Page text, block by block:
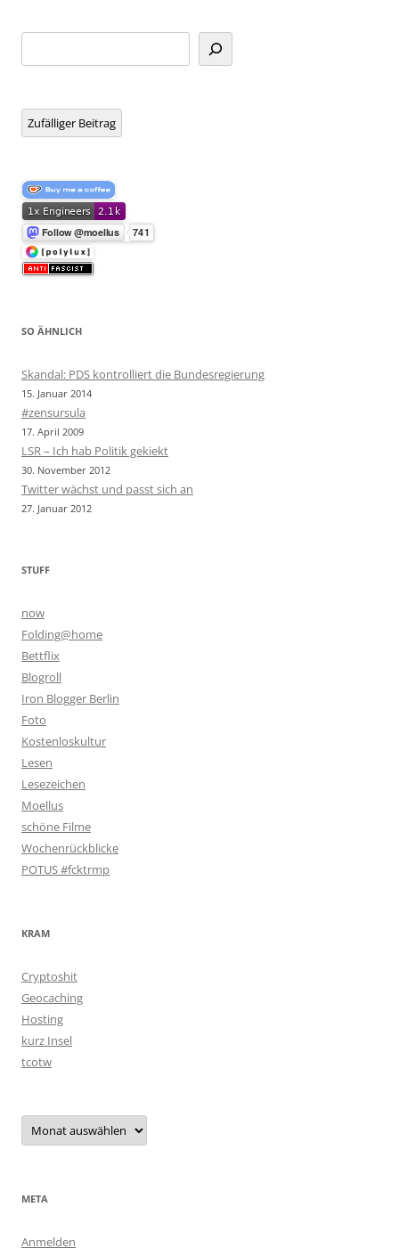
Zufälliger Beitrag
SO ÄHNLICH
Skandal: PDS kontrolliert die Bundesregierung
15. Januar 2014
#zensursula
17. April 2009
LSR – Ich hab Politik gekiekt
30. November 2012
Twitter wächst und passt sich an
27. Januar 2012
STUFF
now
Folding@home
Bettflix
Blogroll
Iron Blogger Berlin
Foto
Kostenloskultur
Lesen
Lesezeichen
Moellus
schöne Filme
Wochenrückblicke
POTUS #fcktrmp
KRAM
Cryptoshit
Geocaching
Hosting
kurz Insel
tcotw
Archiv
META
Anmelden